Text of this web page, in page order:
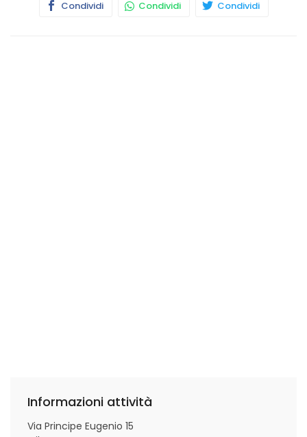
profumata al cumino e una vasta gamma di dolci per
Condividi Condividi Condividi
Informazioni attività
Via Principe Eugenio 15